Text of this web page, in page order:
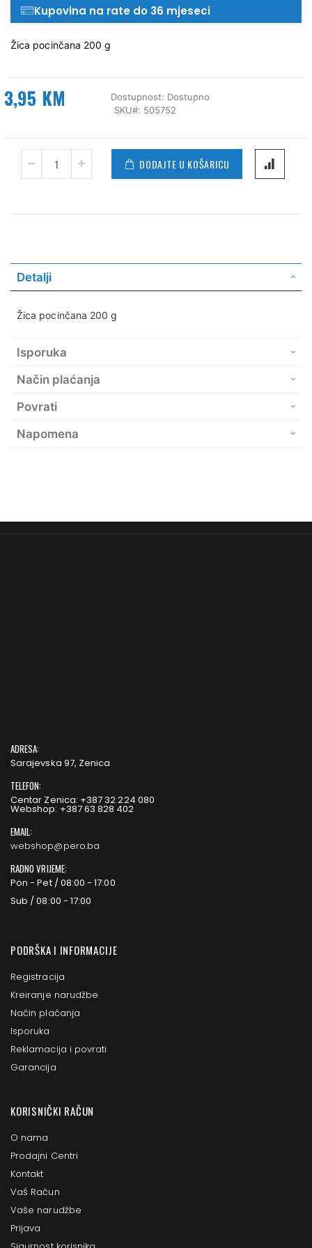
Kupovina na rate do 36 mjeseci
Žica pocinčana 200 g
3,95 KM Dostupnost: Dostupno
SKU
505752
DODAJTE U KOŠARICU
Detalji
Žica pocinčana 200 g
Isporuka
Način plaćanja
Povrati
Napomena
ADRESA:
Sarajevska 97, Zenica
TELEFON:
Centar Zenica: +387 32 224 080
Webshop: +387 63 828 402
EMAIL:
webshop@pero.ba
RADNO VRIJEME:
Pon - Pet / 08:00 - 17:00
Sub / 08:00 - 17:00
PODRŠKA I INFORMACIJE
Registracija
Kreiranje narudžbe
Način plaćanja
Isporuka
Reklamacija i povrati
Garancija
KORISNIČKI RAČUN
O nama
Prodajni Centri
Kontakt
Vaš Račun
Vaše narudžbe
Prijava